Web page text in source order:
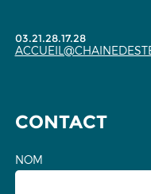
03.21.28.17.28
CONTACT
NOM